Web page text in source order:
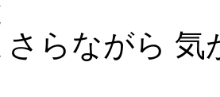
さらながら 気